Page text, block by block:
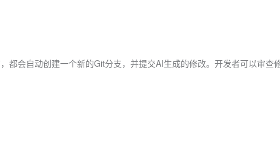
都会自动创建一个新的Git分支，并提交AI生成的修改。开发者可以审查